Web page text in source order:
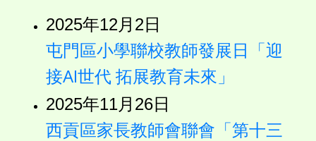
2025年12月2日
屯門區小學聯校教師發展日「迎
接AI世代 拓展教育未來」
2025年11月26日
西貢區家長教師會聯會「第十三